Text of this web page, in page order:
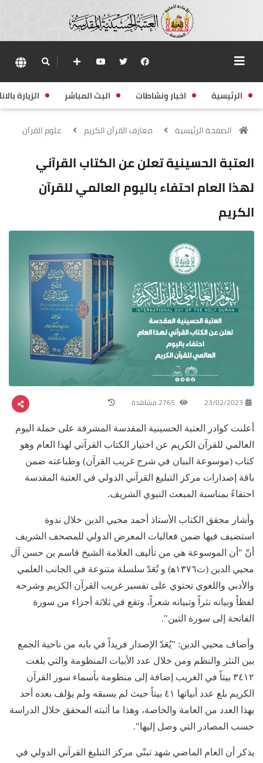
الرئيسية اخبار ونشاطات البث المباشر الزيارة
الصفحة الرئيسية معارف القرآن الكريم علوم القراَن
العتبة الحسينية تعلن عن الكتاب القرآني
لهذا العام احتفاء باليوم العالمي للقرآن
الكريم
23/02/2023
أعلنت كوادر العتبة الحسينية المقدسة المشرفة على حملة اليوم
العالمي للقرآن الكريم عن اختيار الكتاب القرآني لهذا العام وهو
كتاب (موسوعة البيان في شرح غريب القرآن) وطباعته ضمن
باقة إصدارات مركز التبليغ القرآني الدولي في العتبة المقدسة
احتفاءً بمناسبة المبعث النبوي الشريف.
وأشار محقق الكتاب الأستاذ أحمد محيي الدين خلال ندوة
استضيف فيها ضمن فعاليات المعرض الدولي للمصحف الشريف
أنّ "أن الموسوعة هي من تأليف العلامة الشيخ قاسم بن حسن آل
محيي الدين (ت١٣٧٦ه‍) و تُعَدّ سلسلة متنوعة في الجانب العلمي
والأدبي واللغوي تحتوي على تفسير غريب القرآن الكريم وشرحه
لفظاً وبيانه نثراً وتبيانه شعراً، وتقع في ثلاثة أجزاء من سورة
الفاتحة إلى سورة التين".
وأضاف محيي الدين: "يُعَدّ الإصدار فريداً في بابه من ناحية الجمع
بين النثر والنظم ومن خلال عدد الأبيات المنظومة والتي بلغت
٣٤١٢ بيتاً في الغريب إضافة إلى منظومة بأسماء سور القرآن
الكريم بلغ عدد أبياتها ٤١ بيتاً حيث لم يسبقه ولم يؤلف بعده أحد
بهذا العدد من العامة والخاصة، وهذا ما أثبته المحقق خلال الدراسة
حسب المصادر التي وصل إليها".
يذكر أن العام الماضي شهد تبنّي مركز التبليغ القرآني الدولي في